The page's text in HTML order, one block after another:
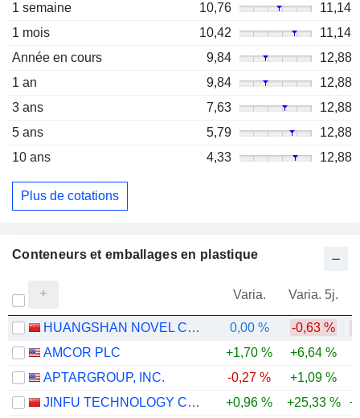
1 semaine 10,76
11,14
1 mois
10,42
11,14
Année en cours
9,84
12,88
1 an
9,84
12,88
3 ans
7,63
12,88
5 ans
5,79
12,88
10 ans
4,33 12,88
Plus de cotations
Conteneurs et emballages en plastique
Varia. Varia. 5j.
HUANGSHAN NOVEL CO.,LTD 0,00 % -0,63 %
AMCOR PLC
+1,70 % +6,64 %
APTARGROUP, INC.
-0,27 % +1,09 %
JINFU TECHNOLOGY CO., LTD.
+0,96 % +25,33 %